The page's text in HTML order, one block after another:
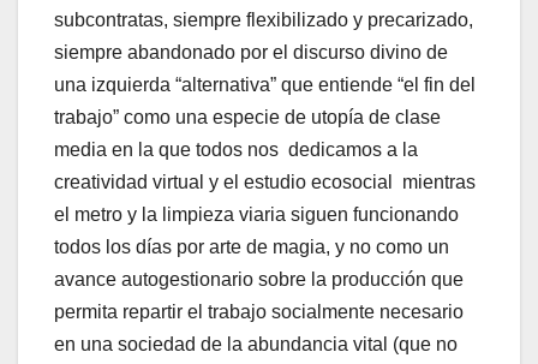
subcontratas, siempre flexibilizado y precarizado,
siempre abandonado por el discurso divino de
una izquierda “alternativa” que entiende “el fin del
trabajo” como una especie de utopía de clase
media en la que todos nos dedicamos a la
creatividad virtual y el estudio ecosocial mientras
el metro y la limpieza viaria siguen funcionando
todos los días por arte de magia, y no como un
avance autogestionario sobre la producción que
permita repartir el trabajo socialmente necesario
en una sociedad de la abundancia vital (que no